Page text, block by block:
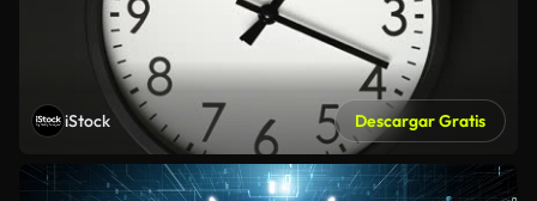
iStock Descargar Gratis